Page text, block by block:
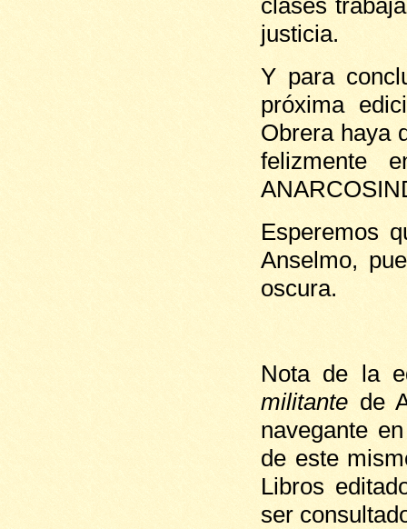
justicia.
Y para
próxima
Obrera haya
felizmente
Esperemos
Anselmo,
oscura.
Nota de la
militante de
navegante
de este
Libros
ser